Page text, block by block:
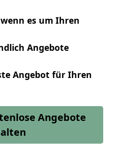
es um Ihren
Angebote
Angebot für Ihren
Angebote